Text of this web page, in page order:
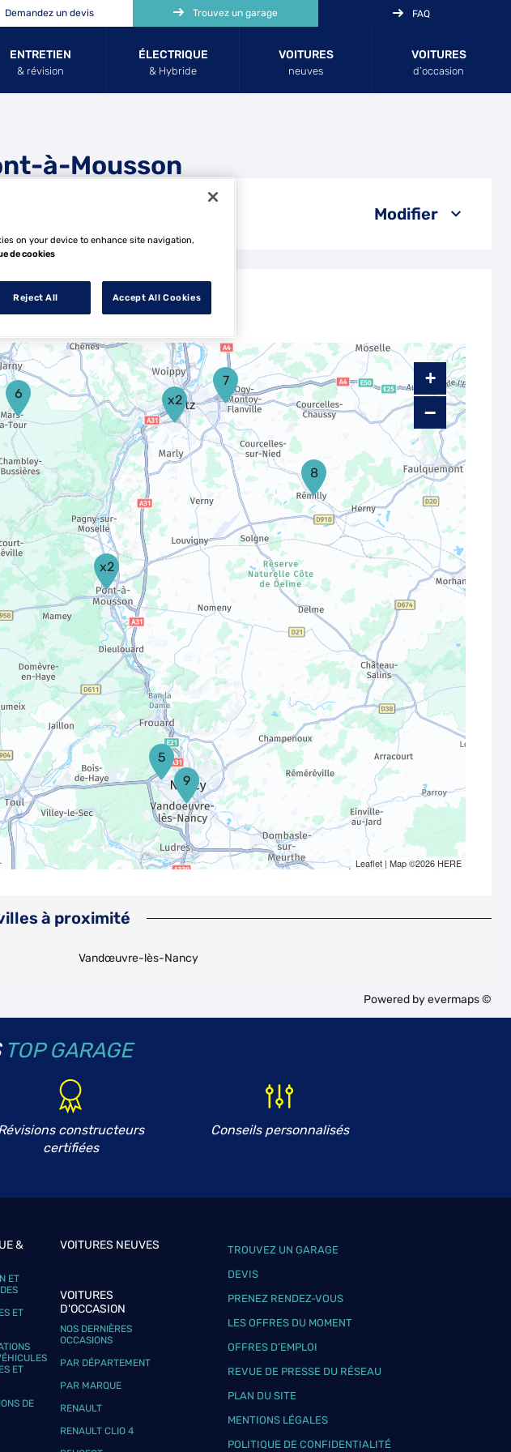
ENTRETIEN
& révision
ÉLECTRIQUE
& Hybride
VOITURES
neuves
VOITURES
d’occasion
Demandez un devis Trouvez un garage FAQ
à-Mousson
Modifier
à-Mousson
8
6
9
5
7
x2
x2
+
−
Leaflet| Map ©2026 HERE
à proximité
Vandœuvre-lès-Nancy
Powered byevermaps ©
TOP GARAGE
constructeurs
certifiées
Conseils personnalisés
&
ET
ET
ET
DE
VOITURES NEUVES
VOITURES
D'OCCASION
NOS DERNIÈRES
OCCASIONS
PAR DÉPARTEMENT
PAR MARQUE
RENAULT
RENAULT CLIO 4
TROUVEZ UN GARAGE
DEVIS
PRENEZ RENDEZ-VOUS
LES OFFRES DU MOMENT
OFFRES D’EMPLOI
REVUE DE PRESSE DU RÉSEAU
PLAN DU SITE
MENTIONS LÉGALES
POLITIQUE DE CONFIDENTIALITÉ
on your device to enhance site navigation,
de cookies
Reject All Accept All Cookies